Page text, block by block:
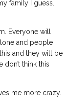
family I guess. I
Everyone will
and people
and they will be
think this
me more crazy.